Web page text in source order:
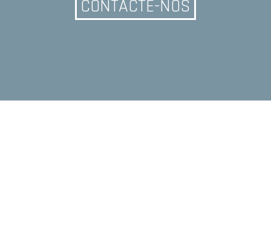
CONTACTE-NOS